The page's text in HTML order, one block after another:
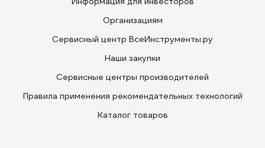
Организациям
Сервисный центр ВсеИнструменты.ру
Наши закупки
Сервисные центры производителей
Правила применения рекомендательных технологий
Каталог товаров